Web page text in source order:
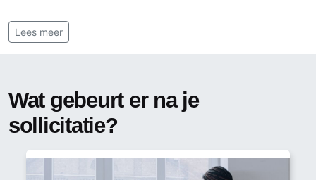
Hoewel je een groot deel van je werk achter de
computer uitvoert, ben je ook regelmatig op
nodig is.
De projecten bestaan voornamelijk uit regionale
De functie
Lees meer
Wat gebeurt er na je
sollicitatie?